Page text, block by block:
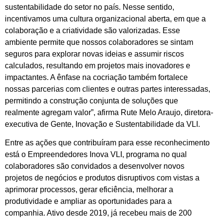
sustentabilidade do setor no país. Nesse sentido,
incentivamos uma cultura organizacional aberta, em que a
colaboração e a criatividade são valorizadas. Esse
ambiente permite que nossos colaboradores se sintam
seguros para explorar novas ideias e assumir riscos
calculados, resultando em projetos mais inovadores e
impactantes. A ênfase na cocriação também fortalece
nossas parcerias com clientes e outras partes interessadas,
permitindo a construção conjunta de soluções que
realmente agregam valor”, afirma Rute Melo Araujo, diretora-
executiva de Gente, Inovação e Sustentabilidade da VLI.
Entre as ações que contribuíram para esse reconhecimento
está o Empreendedores Inova VLI, programa no qual
colaboradores são convidados a desenvolver novos
projetos de negócios e produtos disruptivos com vistas a
aprimorar processos, gerar eficiência, melhorar a
produtividade e ampliar as oportunidades para a
companhia. Ativo desde 2019, já recebeu mais de 200